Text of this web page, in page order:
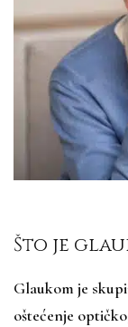
Što je
Glaukom je
oštećenje